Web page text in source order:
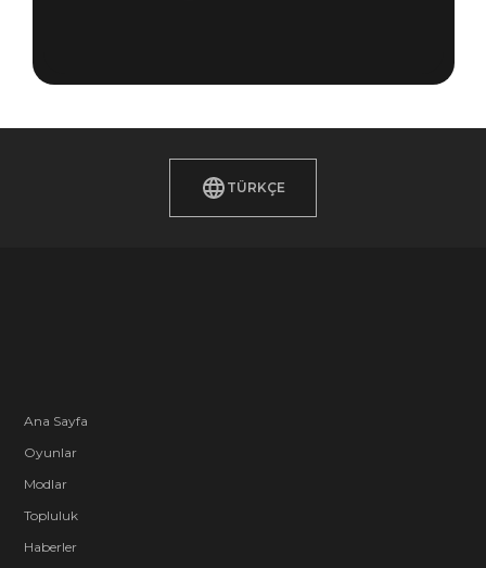
TÜRKÇE
Ana Sayfa
Oyunlar
Modlar
Topluluk
Haberler